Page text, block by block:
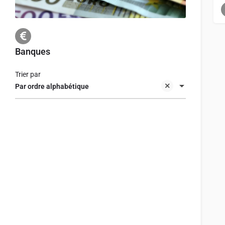
Banques
Par ordre alphabétique
Trier par